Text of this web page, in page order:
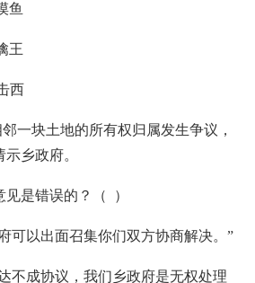
鱼
王
西
块土地的所有权归属发生争议，
乡政府。
是错误的？（ ）
以出面召集你们双方协商解决。”
成协议，我们乡政府是无权处理